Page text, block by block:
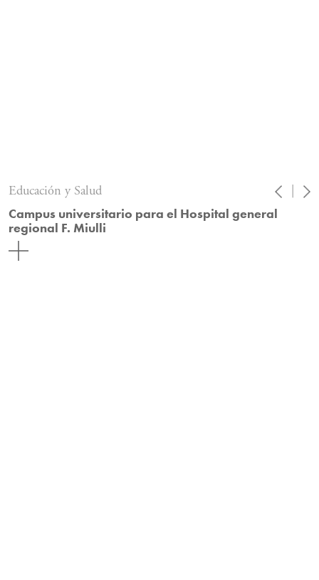
Educación y Salud
Campus universitario para el Hospital general
regional F. Miulli